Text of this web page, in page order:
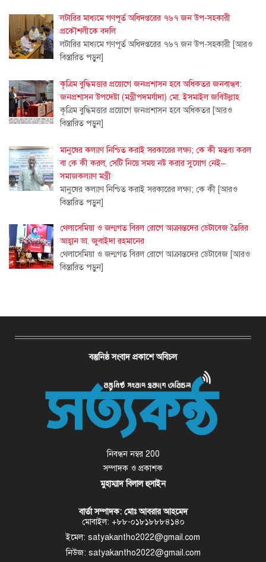
লটারির মাধ্যমে গণপূর্ত অধিদপ্তরের ৭৬৭ জন উপ-সহকারী
প্রকৌশলীকে বদলি
লটারির মাধ্যমে গণপূর্ত অধিদপ্তরের ৭৬৭ জন উপ-সহকারী [আরও
বিস্তারিত পড়ুন]
কৃত্রিম বুদ্ধিমত্তার প্রয়োগে জনপ্রশাসন হবে অধিকতর জনবান্ধব:
জনপ্রশাসন উপদেষ্টা (মন্ত্রীপদমর্যাদা) মো. ইসমাইল জবিউল্লাহ
কৃত্রিম বুদ্ধিমত্তার প্রয়োগে জনপ্রশাসন হবে অধিকতর [আরও
বিস্তারিত পড়ুন]
মানুষের কল্যাণ নিশ্চিত করাই সরকারের লক্ষ্য; কে কী মন্তব্য করল
বা কে কী করল, সেটি নিয়ে সময় নষ্ট করার সুযোগ নেই–
সমাজকল্যাণ মন্ত্রী
মানুষের কল্যাণ নিশ্চিত করাই সরকারের লক্ষ্য; কে কী [আরও
বিস্তারিত পড়ুন]
থেলাসেমিয়া ও জন্মগত বিরল রোগে আক্রান্তদের ডেটাবেজ তৈরির
আহ্বান ডা. জুবাইদা রহমানের
থেলাসেমিয়া ও জন্মগত বিরল রোগে আক্রান্তদের ডেটাবেজ [আরও
বিস্তারিত পড়ুন]
বস্তুনিষ্ঠ সংবাদ প্রকাশে অবিচল
নিবন্ধন নম্বর 200
সম্পাদক ও প্রকাশক
মুহাম্মাদ বিলাল হুসাইন
বার্তা সম্পাদক: মোঃ আবরার আহমেদ
মোবাইল: +৮৮-০১৮১৮৮৮৪১৪০
ইমেল: satyakantho2022@gmail.com
নিউজ: satyakantho2022@gmail.com